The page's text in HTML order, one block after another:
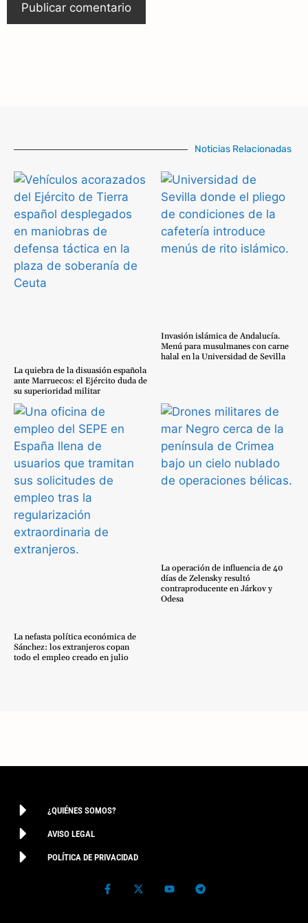
Noticias Relacionadas
La quiebra de la disuasión española
ante Marruecos: el Ejército duda de
su superioridad militar
Invasión islámica de Andalucía.
Menú para musulmanes con carne
halal en la Universidad de Sevilla
La nefasta política económica de
Sánchez: los extranjeros copan
todo el empleo creado en julio
La operación de influencia de 40
días de Zelensky resultó
contraproducente en Járkov y
Odesa
¿QUIÉNES SOMOS?
AVISO LEGAL
POLÍTICA DE PRIVACIDAD